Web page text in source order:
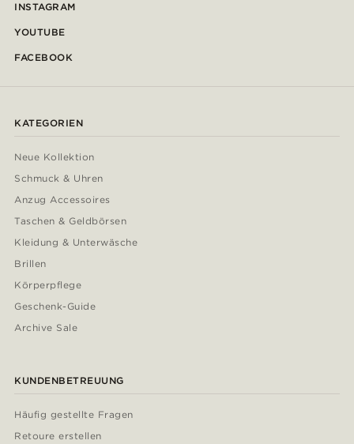
INSTAGRAM
YOUTUBE
FACEBOOK
KATEGORIEN
Neue Kollektion
Schmuck & Uhren
Anzug Accessoires
Taschen & Geldbörsen
Kleidung & Unterwäsche
Brillen
Körperpflege
Geschenk-Guide
Archive Sale
KUNDENBETREUUNG
Häufig gestellte Fragen
Retoure erstellen